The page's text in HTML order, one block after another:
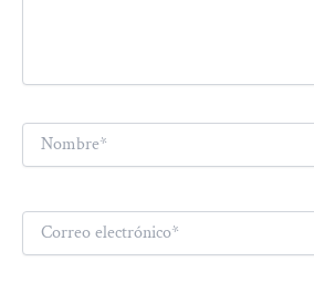
Nombre*
Correo
electrónico*